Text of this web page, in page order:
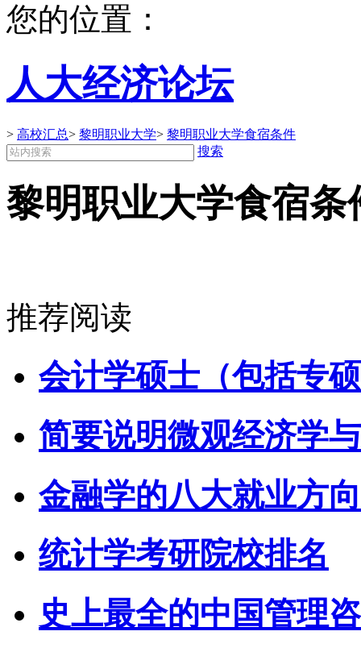
您的位置：
人大经济论坛
> 高校汇总> 黎明职业大学> 黎明职业大学食宿条件
搜索
黎明职业大学食宿条
推荐阅读
会计学硕士（包括专
简要说明微观经济学
金融学的八大就业方
统计学考研院校排名
史上最全的中国管理